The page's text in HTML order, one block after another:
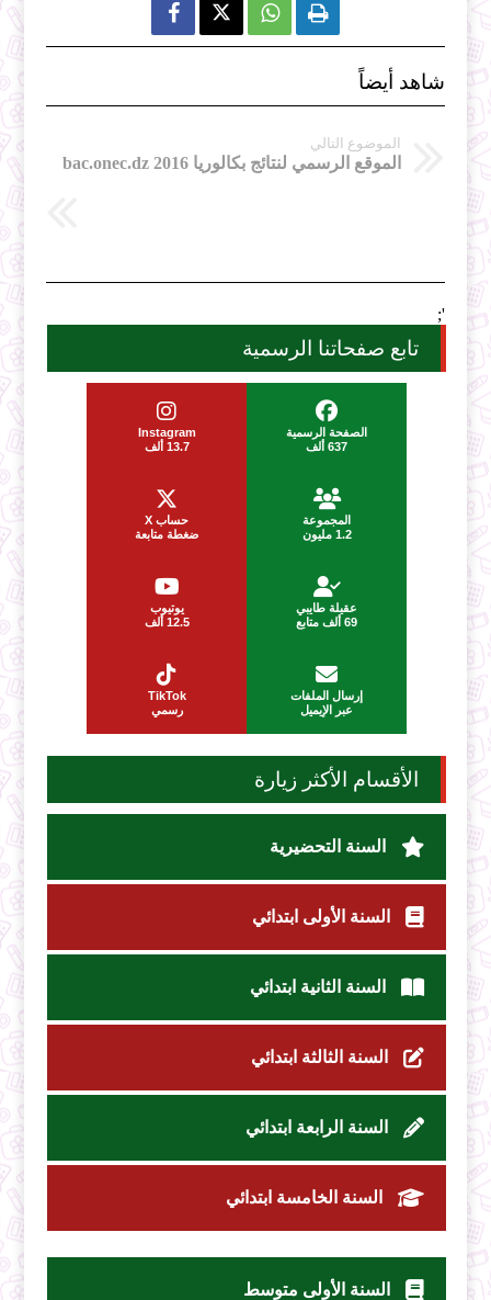
  
شاهد أيضاً
الموضوع التالي
الموقع الرسمي لنتائج بكالوريا 2016 bac.onec.dz
';
تابع صفحاتنا الرسمية
الصفحة الرسمية
637 ألف
Instagram
13.7 ألف
المجموعة
1.2 مليون
حساب X
ضغطة متابعة
عقيلة طايبي
69 ألف متابع
يوتيوب
12.5 ألف
إرسال الملفات
عبر الإيميل
TikTok
رسمي
الأقسام الأكثر زيارة
السنة التحضيرية
السنة الأولى ابتدائي
السنة الثانية ابتدائي
السنة الثالثة ابتدائي
السنة الرابعة ابتدائي
السنة الخامسة ابتدائي
السنة الأولى متوسط